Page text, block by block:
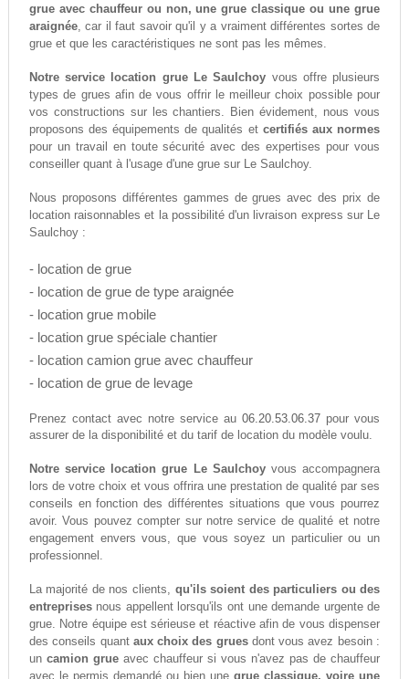
grue avec chauffeur ou non, une grue classique ou une grue
araignée, car il faut savoir qu'il y a vraiment différentes sortes de
grue et que les caractéristiques ne sont pas les mêmes.
Notre service location grue Le Saulchoy vous offre plusieurs
types de grues afin de vous offrir le meilleur choix possible pour
vos constructions sur les chantiers. Bien évidement, nous vous
proposons des équipements de qualités et certifiés aux normes
pour un travail en toute sécurité avec des expertises pour vous
conseiller quant à l'usage d'une grue sur Le Saulchoy.
Nous proposons différentes gammes de grues avec des prix de
location raisonnables et la possibilité d'un livraison express sur Le
Saulchoy :
- location de grue
- location de grue de type araignée
- location grue mobile
- location grue spéciale chantier
- location camion grue avec chauffeur
- location de grue de levage
Prenez contact avec notre service au06.20.53.06.37 pour vous
assurer de la disponibilité et du tarif de location du modèle voulu.
Notre service location grue Le Saulchoyvous accompagnera
lors de votre choix et vous offrira une prestation de qualité par ses
conseils en fonction des différentes situations que vous pourrez
avoir. Vous pouvez compter sur notre service de qualité et notre
engagement envers vous, que vous soyez un particulier ou un
professionnel.
La majorité de nos clients, qu'ils soient des particuliers ou des
entreprisesnous appellent lorsqu'ils ont une demande urgente de
grue. Notre équipe est sérieuse et réactive afin de vous dispenser
des conseils quant aux choix des gruesdont vous avez besoin :
un camion grueavec chauffeur si vous n'avez pas de chauffeur
avec le permis demandé ou bien unegrue classique, voire une